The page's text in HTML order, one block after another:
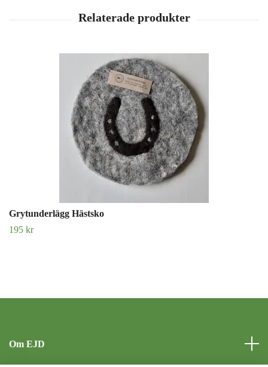
Grytunderlägg Hästsko
195 kr
Om EJD